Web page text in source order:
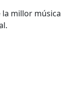
millor música